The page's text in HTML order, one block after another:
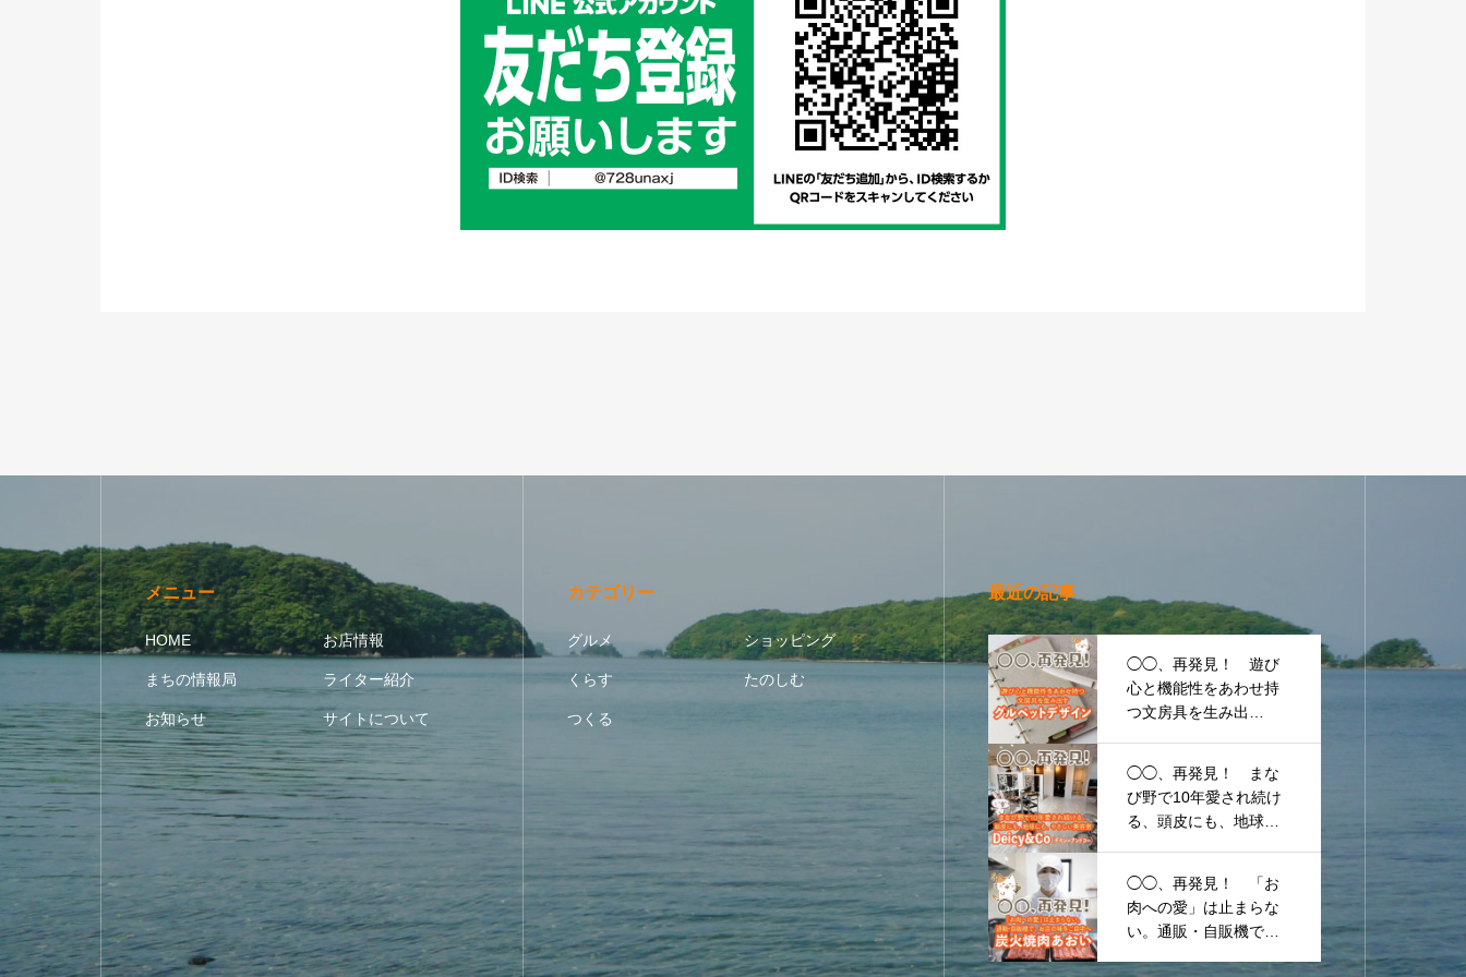
メニュー
HOME お店情報
まちの情報局 ライター紹介
お知らせ サイトについて
カテゴリー
グルメ ショッピング
くらす たのしむ
つくる
最近の記事
◯◯、再発見！ 遊び
心と機能性をあわせ持
つ文房具を生み出
◯◯、再発見！ まな
び野で10年愛され続け
る、頭皮にも、地球に
シーアンドコー）〜
◯◯、再発見！ 「お
肉への愛」は止まらな
い。通販・自販機で、